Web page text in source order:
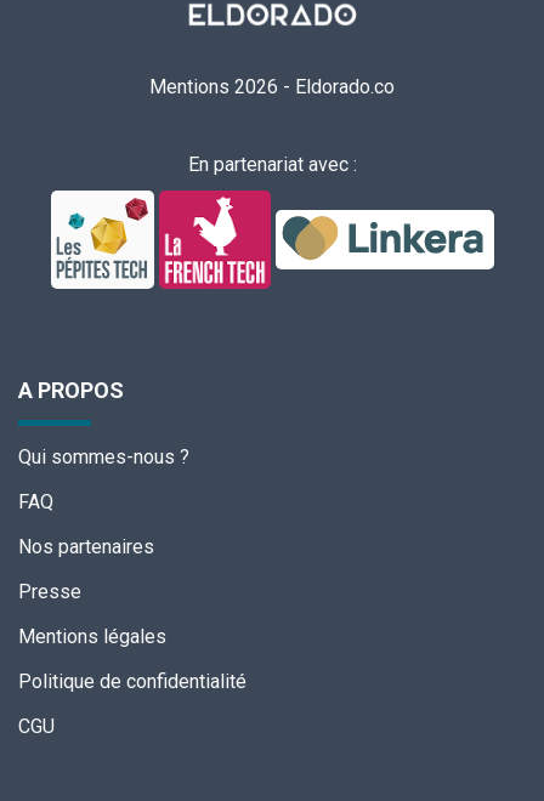
Mentions 2026 - Eldorado.co
En partenariat avec :
A PROPOS
Qui sommes-nous ?
FAQ
Nos partenaires
Presse
Mentions légales
Politique de confidentialité
CGU